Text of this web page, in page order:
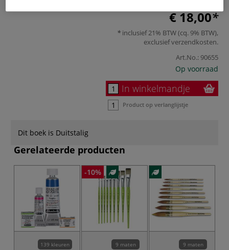
€ 18,00
inclusief 21% BTW (cq. 9% BTW),
exclusiefverzendkosten.
Art.No.: 90655
Op voorraad
In winkelmandje
Product op verlanglijstje
Dit boek is Duitstalig
Gerelateerde producten
139 kleuren
-10%
9 maten 9 maten